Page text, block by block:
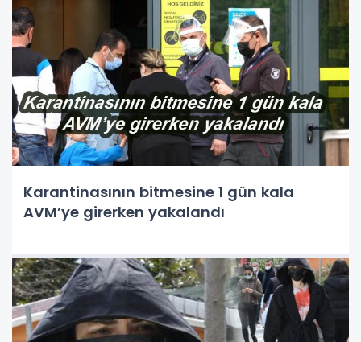
Karantinasının bitmesine 1 gün kala
AVM’ye girerken yakalandı